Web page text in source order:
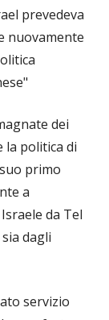
prevedeva
nuovamente
dei
la politica di
primo
a
da Tel
dagli
servizio